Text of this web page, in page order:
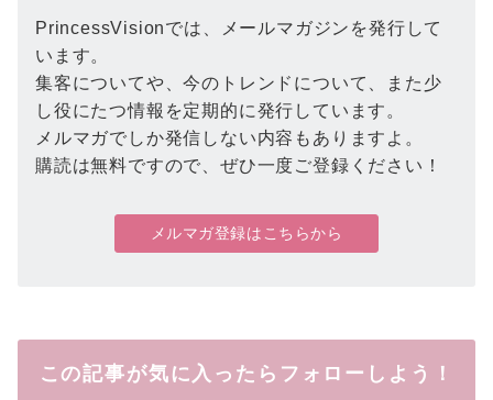
PrincessVisionでは、メールマガジンを発行して
います。
集客についてや、今のトレンドについて、また少
し役にたつ情報を定期的に発行しています。
メルマガでしか発信しない内容もありますよ。
購読は無料ですので、ぜひ一度ご登録ください！
メルマガ登録はこちらから
この記事が気に入ったらフォローしよう！